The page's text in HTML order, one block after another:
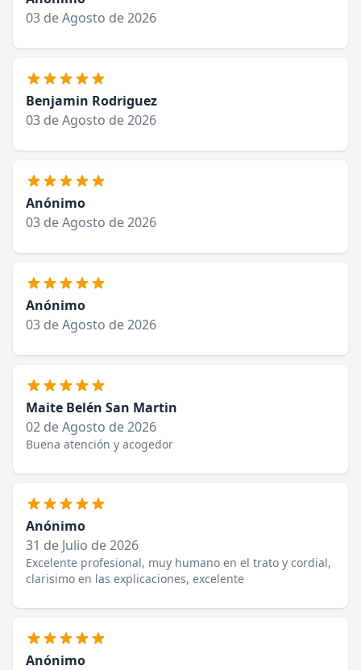
03 de Agosto de 2026
Benjamin Rodriguez
03 de Agosto de 2026
Anónimo
03 de Agosto de 2026
Anónimo
03 de Agosto de 2026
Maite Belén San Martin
02 de Agosto de 2026
Buena atención y acogedor
Anónimo
31 de Julio de 2026
Excelente profesional, muy humano en el trato y cordial,
clarisimo en las explicaciones, excelente
Anónimo